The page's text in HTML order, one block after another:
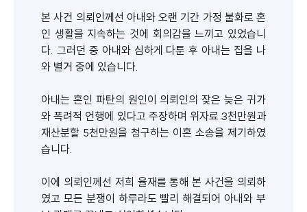
​본 사건 의뢰인께선 아내와 오랜 기간 가정 불화로 혼
인 생활을 지속하는 것에 회의감을 느끼고 있었습니
다. 그러던 중 아내와 심하게 다툰 후 아내는 집을 나
와 별거 중에 있습니다.
아내는 혼인 파탄의 원인이 의뢰인의 잦은 늦은 귀가
와 폭려적 언행에 있다고 주장하며 위자료 3천만원과
재산분할 5천만원을 청구하는 이혼 소송을 제기하였
습니다.
이에 의뢰인께선 저희 율재를 통해 본 사건을 의뢰하
였고 모든 분쟁이 하루라도 빨리 해결되어 아내와 부